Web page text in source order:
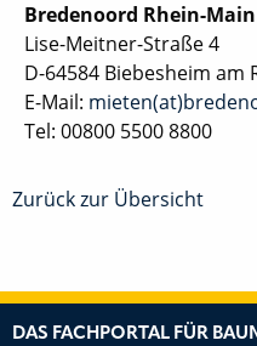
Bredenoord Rhein-Main
Lise-Meitner-Straße 4
D-64584 Biebesheim am
E-Mail:
Tel: 00800 5500 8800
Zurück zur Übersicht
DAS FACHPORTAL FÜR